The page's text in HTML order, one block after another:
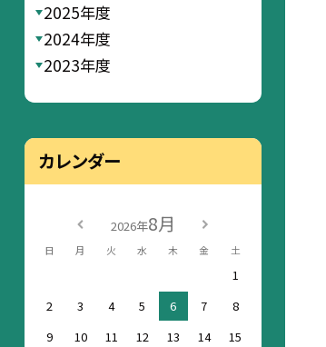
2025年度
2024年度
2023年度
カレンダー
2026年8月
日 月 火 水 木 金 土
1
2
3 4 5 6 7
8
9
10 11 12 13 14
15